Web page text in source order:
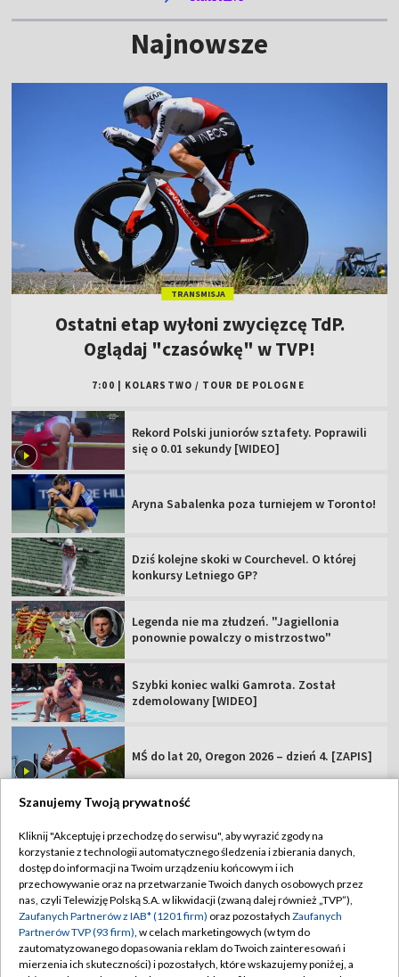
Najnowsze
TRANSMISJA
Ostatni etap wyłoni zwycięzcę TdP.
Oglądaj "czasówkę" w TVP!
7:00 KOLARSTWO / TOUR DE POLOGNE
Rekord Polski juniorów sztafety. Poprawili
się o 0.01 sekundy [WIDEO]
Aryna Sabalenka poza turniejem w Toronto!
Dziś kolejne skoki w Courchevel. O której
konkursy Letniego GP?
Legenda nie ma złudzeń. "Jagiellonia
ponownie powalczy o mistrzostwo"
Szybki koniec walki Gamrota. Został
zdemolowany [WIDEO]
MŚ do lat 20, Oregon 2026 – dzień 4. [ZAPIS]
TVP
Abonament TVP
Sklep TVP
Biuro Reklamy
Oferta Handlowa
Regulamin TVP
Polityka prywatności
Moje zgody
Biuro reklamy
Szanujemy Twoją prywatność
Kliknij "Akceptuję i przechodzę do serwisu", aby wyrazić zgody na
korzystanie z technologii automatycznego śledzenia i zbierania danych,
dostęp do informacji na Twoim urządzeniu końcowym i ich
przechowywanie oraz na przetwarzanie Twoich danych osobowych przez
nas, czyli Telewizję Polską S.A. w likwidacji (zwaną dalej również „TVP”),
Zaufanych Partnerów z IAB* (1201 firm) oraz pozostałych Zaufanych
Partnerów TVP (93 firm), w celach marketingowych (w tym do
zautomatyzowanego dopasowania reklam do Twoich zainteresowań i
mierzenia ich skuteczności) i pozostałych, które wskazujemy poniżej, a